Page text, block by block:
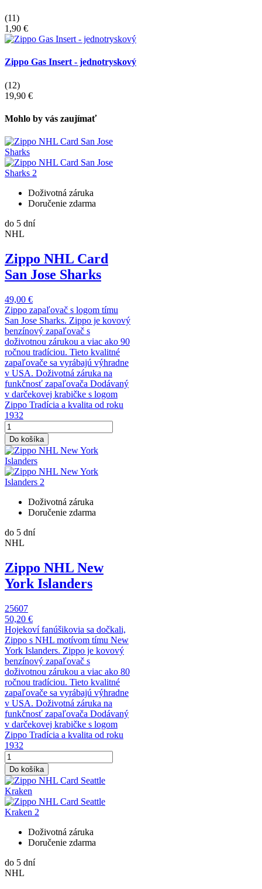
(11)
1,90 €
Zippo Gas Insert - jednotryskový
(12)
19,90 €
Mohlo by vás zaujímať
Doživotná záruka
Doručenie zdarma
do 5 dní
NHL
Zippo NHL Card
San Jose Sharks
49,00 €
Zippo zapaľovač s logom tímu
San Jose Sharks. Zippo je kovový
benzínový zapaľovač s
doživotnou zárukou a viac ako 90
ročnou tradíciou. Tieto kvalitné
zapaľovače sa vyrábajú výhradne
v USA. Doživotná záruka na
funkčnosť zapaľovača Dodávaný
v darčekovej krabičke s logom
Zippo Tradícia a kvalita od roku
1932
Do košíka
Doživotná záruka
Doručenie zdarma
do 5 dní
NHL
Zippo NHL New
York Islanders
25607
50,20 €
Hojekoví fanúšikovia sa dočkali,
Zippo s NHL motívom tímu New
York Islanders. Zippo je kovový
benzínový zapaľovač s
doživotnou zárukou a viac ako 80
ročnou tradíciou. Tieto kvalitné
zapaľovače sa vyrábajú výhradne
v USA. Doživotná záruka na
funkčnosť zapaľovača Dodávaný
v darčekovej krabičke s logom
Zippo Tradícia a kvalita od roku
1932
Do košíka
Doživotná záruka
Doručenie zdarma
do 5 dní
NHL